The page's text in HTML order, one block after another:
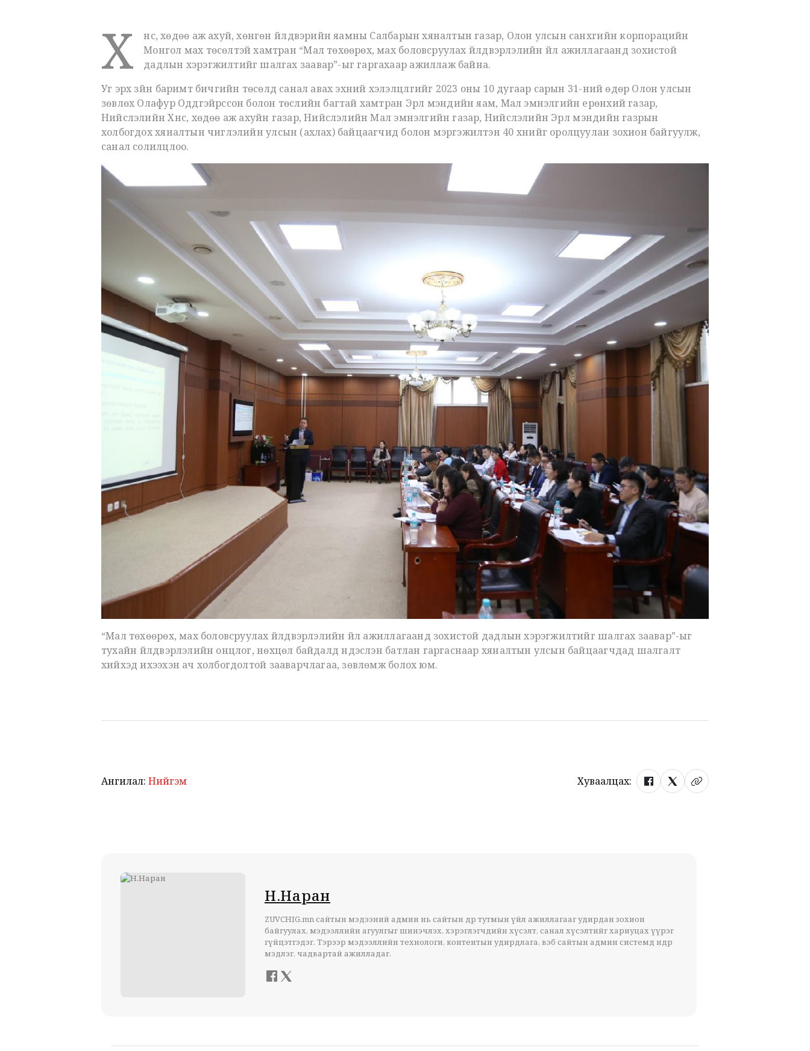
Х
үнс, хөдөө аж ахуй, хөнгөн үйлдвэрийн яамны Салбарын хяналтын газар, Олон улсын санхүүгийн корпорацийн
Монгол мах төсөлтэй хамтран “Мал төхөөрөх, мах боловсруулах үйлдвэрлэлийн үйл ажиллагаанд зохистой
дадлын хэрэгжилтийг шалгах заавар”-ыг гаргахаар ажиллаж байна.
Уг эрх зүйн баримт бичгийн төсөлд санал авах эхний хэлэлцүүлгийг 2023 оны 10 дугаар сарын 31-ний өдөр Олон улсын
зөвлөх Олафур Оддгэйрссон болон төслийн багтай хамтран Эрүүл мэндийн яам, Мал эмнэлгийн ерөнхий газар,
Нийслэлийн Хүнс, хөдөө аж ахуйн газар, Нийслэлийн Мал эмнэлгийн газар, Нийслэлийн Эрүүл мэндийн газрын
холбогдох хяналтын чиглэлийн улсын (ахлах) байцаагчид болон мэргэжилтэн 40 хүнийг оролцуулан зохион байгуулж,
санал солилцлоо.
“Мал төхөөрөх, мах боловсруулах үйлдвэрлэлийн үйл ажиллагаанд зохистой дадлын хэрэгжилтийг шалгах заавар”-ыг
тухайн үйлдвэрлэлийн онцлог, нөхцөл байдалд үндэслэн батлан гаргаснаар хяналтын улсын байцаагчдад шалгалт
хийхэд ихээхэн ач холбогдолтой зааварчлагаа, зөвлөмж болох юм.
Ангилал: Нийгэм Хуваалцах:
Н.Наран
ZUVCHIG.mn сайтын мэдээний админ нь сайтын өдөр тутмын үйл ажиллагааг удирдан зохион
байгуулах, мэдээллийн агуулгыг шинэчлэх, хэрэглэгчдийн хүсэлт, санал хүсэлтийг хариуцах үүрэг
гүйцэтгэдэг. Тэрээр мэдээллийн технологи, контентын удирдлага, вэб сайтын админ системд өндөр
мэдлэг, чадвартай ажилладаг.